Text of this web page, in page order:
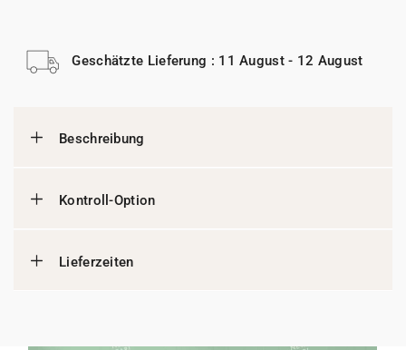
Geschätzte Lieferung : 11 August - 12 August
Beschreibung
Kontroll-Option
Lieferzeiten